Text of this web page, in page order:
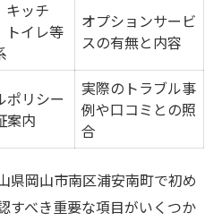
キッチ
トイレ等
オプションサービ
スの有無と内容
ポリシー
案内
実際のトラブル事
例や口コミとの照
合
県岡山市南区浦安南町で初め
すべき重要な項目がいくつか